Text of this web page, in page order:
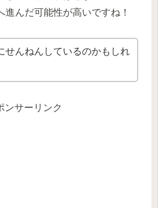
進んだ可能性が高いですね！
せんねんしているのかもしれ
ンサーリンク